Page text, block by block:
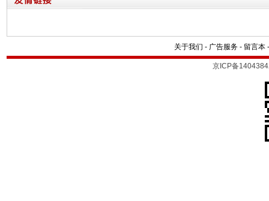
关于我们 - 广告服务 - 留言本
京ICP备